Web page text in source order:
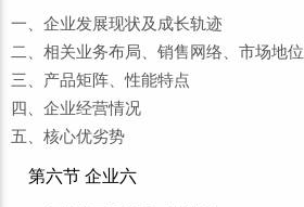
一、企业发展现状及成长轨迹
二、相关业务布局、销售网络、市场地位
三、产品矩阵、性能特点
四、企业经营情况
五、核心优劣势
第六节 企业六